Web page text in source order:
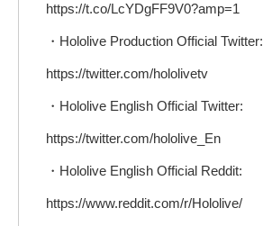
https://t.co/LcYDgFF9V0?amp=1
・Hololive Production Official Twitter:
https://twitter.com/hololivetv
・Hololive English Official Twitter:
https://twitter.com/hololive_En
・Hololive English Official Reddit:
https://www.reddit.com/r/Hololive/